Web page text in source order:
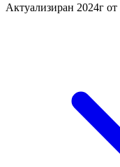
Актуализиран 2024г от